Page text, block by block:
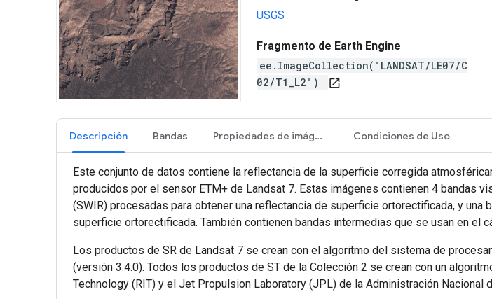
USGS
Fragmento de Earth Engine
ee.ImageCollection("LANDSAT/LE07/C
02/T1_L2")
open_in_new
Descripción Bandas Propiedades de imágenes Condiciones de Uso
Este conjunto de datos contiene la reflectancia de la superficie corregida
producidos por el sensor ETM+ de Landsat 7. Estas imágenes contienen 4 bandas
(SWIR) procesadas para obtener una reflectancia de superficie ortorectificada, y
superficie ortorectificada. También contienen bandas intermedias que se usan en el
Los productos de SR de Landsat 7 se crean con el algoritmo del sistema de
(versión 3.4.0). Todos los productos de ST de la Colección 2 se crean con un
Technology (RIT) y el Jet Propulsion Laboratory (JPL) de la Administración Nacional